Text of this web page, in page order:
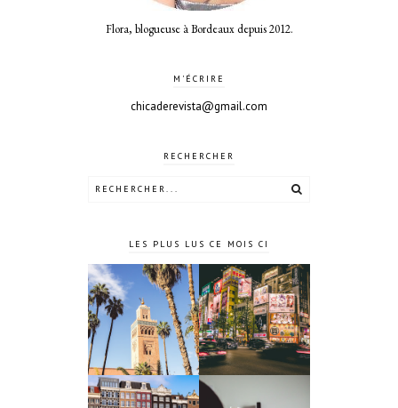
Flora, blogueuse à Bordeaux depuis 2012.
M'ÉCRIRE
chicaderevista@gmail.com
RECHERCHER
LES PLUS LUS CE MOIS CI
4 jours à
Marrakech
10 jours à
Tokyo au
Japon